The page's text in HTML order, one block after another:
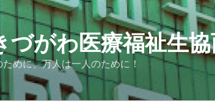
づがわ医療福祉生
めに、万人は一人のために！